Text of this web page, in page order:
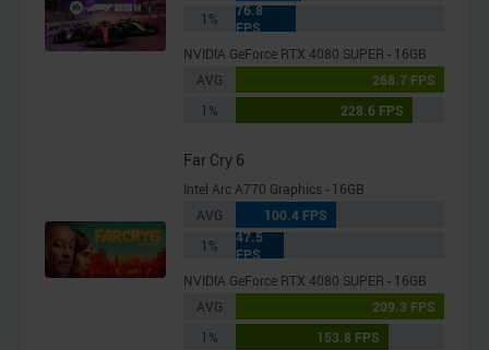
1%
76.8
FPS
NVIDIA GeForce RTX 4080 SUPER - 16GB
AVG
268.7 FPS
1%
228.6 FPS
Far Cry 6
Intel Arc A770 Graphics - 16GB
AVG
100.4 FPS
1%
47.5
FPS
NVIDIA GeForce RTX 4080 SUPER - 16GB
AVG
209.3 FPS
1%
153.8 FPS